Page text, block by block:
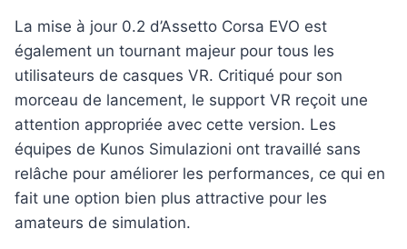
La mise à jour 0.2 d’Assetto Corsa EVO est
également un tournant majeur pour tous les
utilisateurs de casques VR. Critiqué pour son
morceau de lancement, le support VR reçoit une
attention appropriée avec cette version. Les
équipes de Kunos Simulazioni ont travaillé sans
relâche pour améliorer les performances, ce qui en
fait une option bien plus attractive pour les
amateurs de simulation.